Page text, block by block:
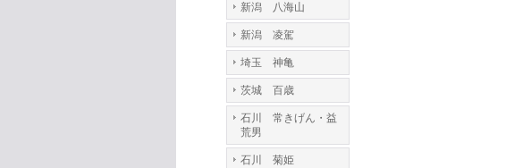
新潟 八海山
新潟 凌駕
埼玉 神亀
茨城 百歳
石川 常きげん・益
荒男
石川 菊姫